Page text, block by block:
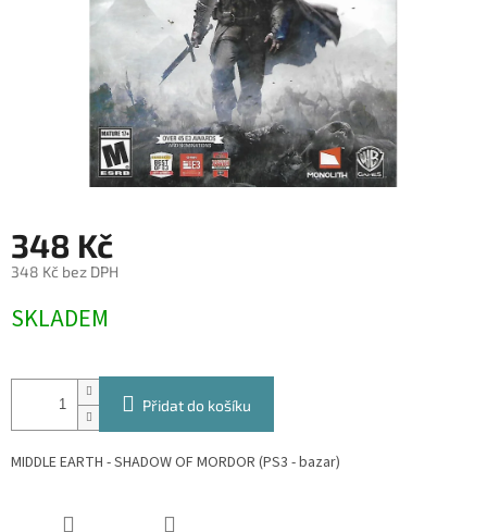
348 Kč
348 Kč bez DPH
cena:
SKLADEM
Přidat do košíku
MIDDLE EARTH - SHADOW OF MORDOR (PS3 - bazar)